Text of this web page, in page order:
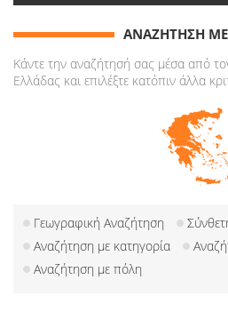
ΑΝΑΖΗΤΗΣΗ
Κάντε την αναζήτησή σας μέσα από
Ελλάδας και επιλέξτε κατόπιν άλλα
Γεωγραφική Αναζήτηση
Αναζήτηση με κατηγορία
Αναζήτηση με πόλη